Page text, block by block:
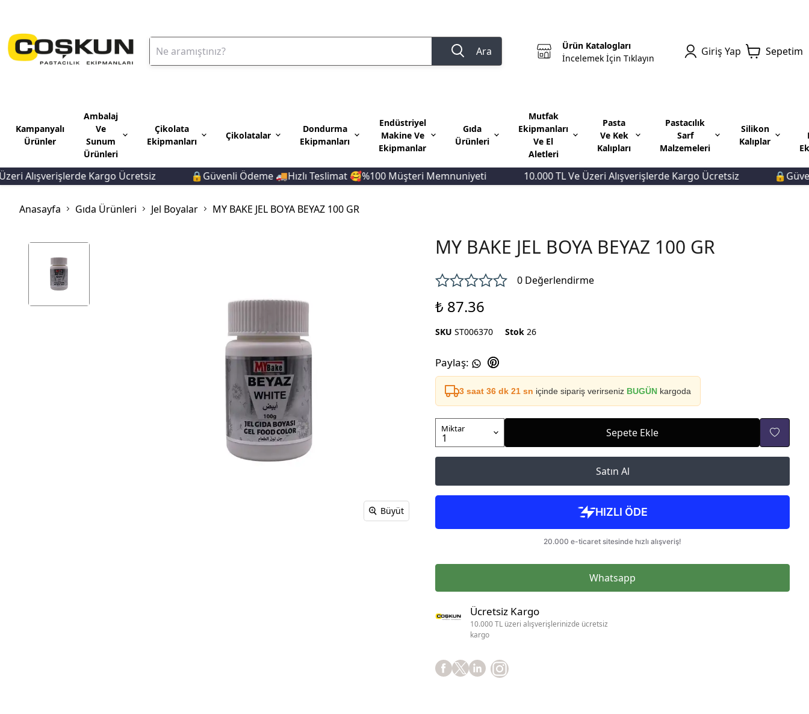
Ara
Ürün Katalogları
İncelemek İçin Tıklayın
Giriş Yap Sepetim
Kampanyalı
Ürünler
Ambalaj
Ve
Sunum
Ürünleri
Çikolata
Ekipmanları
Çikolatalar
Dondurma
Ekipmanları
Endüstriyel
Makine Ve
Ekipmanlar
Gıda
Ürünleri
Mutfak
Ekipmanları
Ve El
Aletleri
Pasta
Ve Kek
Kalıpları
Pastacılık
Sarf
Malzemeleri
Silikon
Kalıplar
Alışverişlerde Kargo Ücretsiz 🔒Güvenli Ödeme 🚚Hızlı Teslimat 🥰%100 Müşteri Memnuniyeti 10.000 TL Ve Üzeri Alışverişlerde Kargo Ücretsiz 🔒Güvenli
Anasayfa Gıda Ürünleri Jel Boyalar MY BAKE JEL BOYA BEYAZ 100 GR
Büyüt
MY BAKE JEL BOYA BEYAZ 100 GR
0 Değerlendirme
₺ 87.36
SKU ST006370 Stok 26
Paylaş:
3 saat 36 dk 21 sn içinde sipariş verirseniz BUGÜN kargoda
Miktar Sepete Ekle
Satın Al
Whatsapp
Ücretsiz Kargo
10.000 TL üzeri alışverişlerinizde ücretsiz
kargo